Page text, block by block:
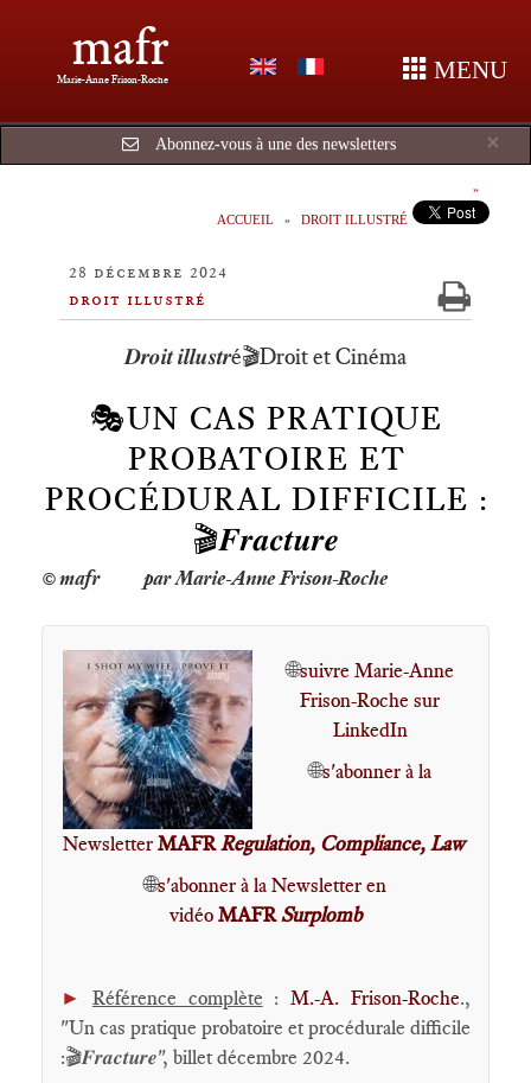
mafr
Marie-Anne Frison-Roche MENU
×
Abonnez-vous à une des newsletters
ACCUEIL DROIT ILLUSTRÉ
28 décembre 2024
droit illustré
𝑫𝒓𝒐𝒊𝒕 𝒊𝒍𝒍𝒖𝒔𝒕𝒓é🎬Droit et Cinéma
🎭UN CAS PRATIQUE
PROBATOIRE ET
PROCÉDURAL DIFFICILE :
🎬𝑭𝒓𝒂𝒄𝒕𝒖𝒓𝒆
par Marie-Anne Frison-Roche
🌐suivre Marie-Anne
Frison-Roche sur
LinkedIn
🌐s'abonner à la
Newsletter MAFRRegulation, Compliance, Law
🌐s'abonner à la Newsletter en
vidéo MAFRSurplomb
► Référence complète : M.-A. Frison-Roche.,
"Un cas pratique probatoire et procédurale difficile
:🎬𝑭𝒓𝒂𝒄𝒕𝒖𝒓𝒆", billet décembre 2024.